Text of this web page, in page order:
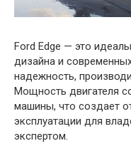
Ford Edge — это
дизайна и
надежность,
Мощность двигателя
машины, что создает
эксплуатации для
экспертом.